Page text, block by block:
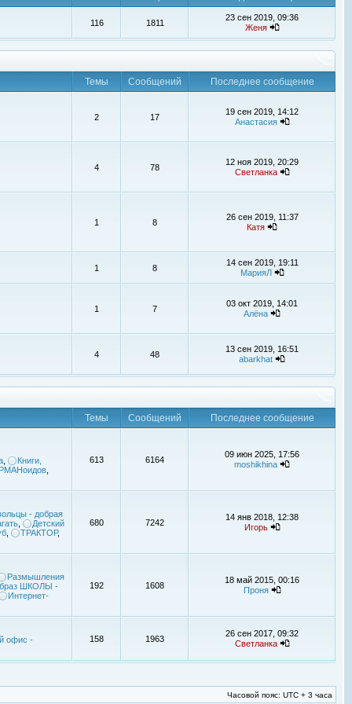
116 1811
23 сен 2019, 09:36
Женя
Темы Сообщений Последнее сообщение
2 17
19 сен 2019, 14:12
Анастасия
4 78
12 ноя 2019, 20:29
Светланка
1 8
26 сен 2019, 11:37
Катя
1 8
14 сен 2019, 19:11
МарияЛ
1 7
03 окт 2019, 14:01
Алёна
4 48
13 сен 2019, 16:51
abarkhat
Темы Сообщений Последнее сообщение
Книги,
613 6164
09 июн 2025, 17:56
moshikhina
- добрая
Детский
ТРАКТОР,
680 7242
14 янв 2018, 12:38
Игорь
Размышления
ШКОЛЫ -
Интернет-
192 1608
18 май 2015, 00:16
Проня
офис - 158 1963
26 сен 2017, 09:32
Светланка
Часовой пояс: UTC + 3 часа